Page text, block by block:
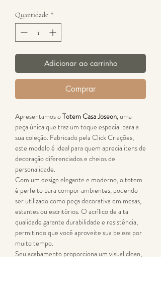
Quantidade *
Adicionar ao carrinho
Comprar
Apresentamos oTotem Casa Joseon, uma
peça única que traz um toque especial para a
sua coleção. Fabricado pela Click Criações,
este modelo é ideal para quem aprecia itens de
decoração diferenciados e cheios de
personalidade.
Com um design elegante e moderno, o totem
é perfeito para compor ambientes, podendo
ser utilizado como peça decorativa em mesas,
estantes ou escritórios. O acrílico de alta
qualidade garante durabilidade e resistência,
permitindo que você aproveite sua beleza por
muito tempo.
Seu acabamento proporciona um visual clean,